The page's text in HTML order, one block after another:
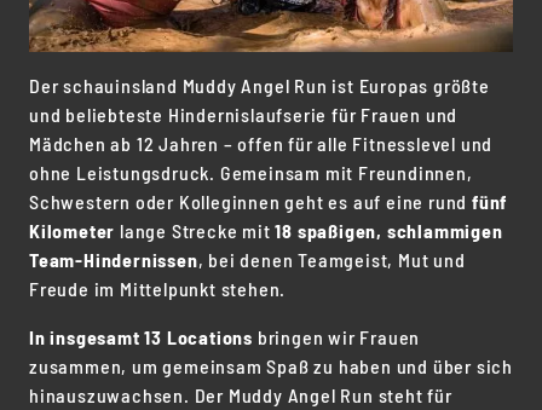
Der schauinsland Muddy Angel Run ist Europas größte
und beliebteste Hindernislaufserie für Frauen und
Mädchen ab 12 Jahren – offen für alle Fitnesslevel und
ohne Leistungsdruck. Gemeinsam mit Freundinnen,
Schwestern oder Kolleginnen geht es auf eine rund fünf
Kilometer lange Strecke mit18 spaßigen, schlammigen
Team-Hindernissen, bei denen Teamgeist, Mut und
Freude im Mittelpunkt stehen.
In insgesamt 13 Locations bringen wir Frauen
zusammen, um gemeinsam Spaß zu haben und über sich
hinauszuwachsen. Der Muddy Angel Run steht für